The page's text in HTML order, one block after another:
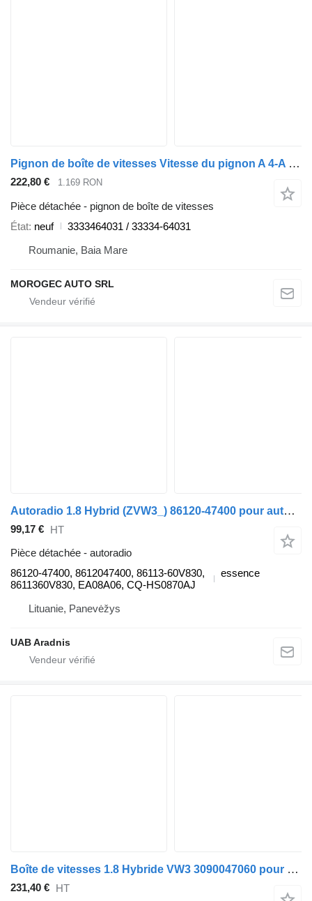
Pignon de boîte de vitesses Vitesse du pignon A 4-A 3333464031 pour automobile Toyota
222,80 € 1.169 RON
Pièce détachée - pignon de boîte de vitesses
État neuf
3333464031 / 33334-64031
Roumanie, Baia Mare
MOROGEC AUTO SRL
Autoradio 1.8 Hybrid (ZVW3_) 86120-47400 pour automobile Toyota PRIUS (_W3_)
99,17 € HT
Pièce détachée - autoradio
86120-47400, 8612047400, 86113-60V830,
8611360V830, EA08A06, CQ-HS0870AJ
essence
Lituanie, Panevėžys
UAB Aradnis
Boîte de vitesses 1.8 Hybride VW3 3090047060 pour automobile Toyota PRIUS W3
231,40 € HT